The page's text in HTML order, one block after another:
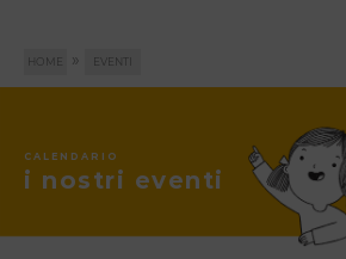
HOME »
CALENDARIO
i nostri eventi